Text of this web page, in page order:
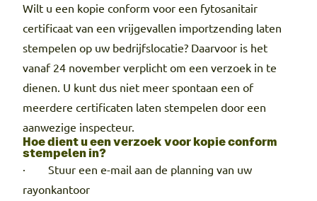
Wilt u een kopie conform voor een fytosanitair
certificaat van een vrijgevallen importzending laten
stempelen op uw bedrijfslocatie? Daarvoor is het
vanaf 24 november verplicht om een verzoek in te
dienen. U kunt dus niet meer spontaan een of
meerdere certificaten laten stempelen door een
aanwezige inspecteur.
Hoe dient u een verzoek voor kopie conform
stempelen in?
· Stuur een e-mail aan de planning van uw
rayonkantoor